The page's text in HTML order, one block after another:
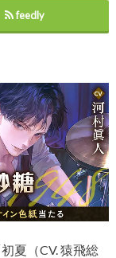
feedly
夏（CV. 猿飛総